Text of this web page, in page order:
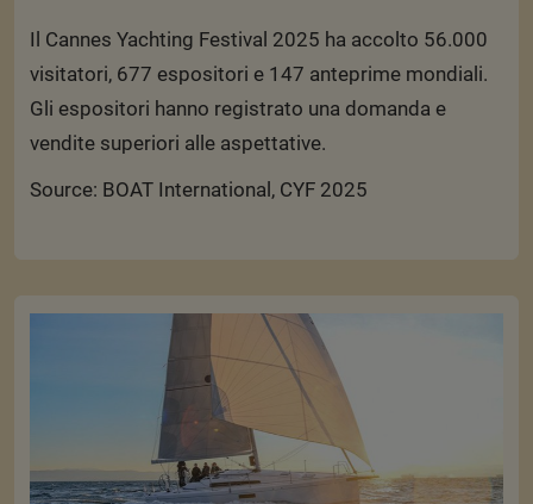
Il Cannes Yachting Festival 2025 ha accolto 56.000
visitatori, 677 espositori e 147 anteprime mondiali.
Gli espositori hanno registrato una domanda e
vendite superiori alle aspettative.
Source: BOAT International, CYF 2025